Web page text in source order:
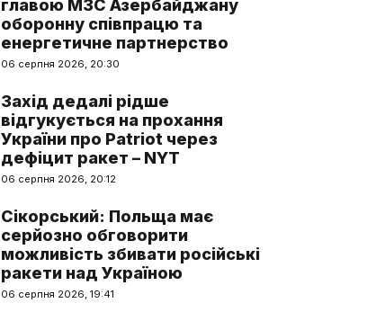
главою МЗС Азербайджану
оборонну співпрацю та
енергетичне партнерство
06 серпня 2026, 20:30
Захід дедалі рідше
відгукується на прохання
України про Patriot через
дефіцит ракет – NYT
06 серпня 2026, 20:12
Сікорський: Польща має
серйозно обговорити
можливість збивати російські
ракети над Україною
06 серпня 2026, 19:41